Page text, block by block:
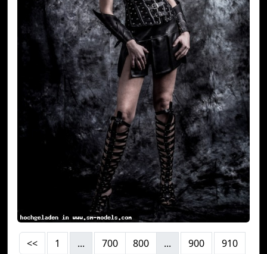
<< 1 ... 700 800 ... 900
910